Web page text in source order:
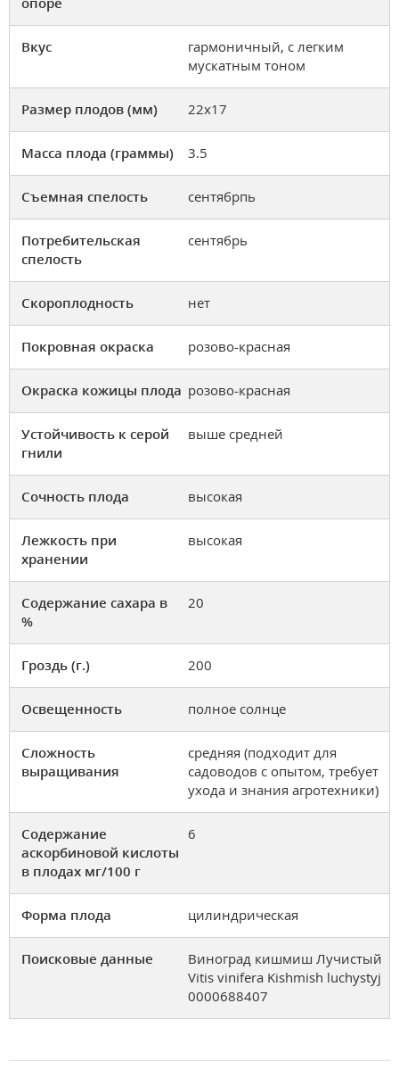
Вкус
гармоничный, с легким
мускатным тоном
Размер плодов (мм) 22х17
Масса плода (граммы) 3.5
Съемная спелость сентябрпь
Потребительская
спелость
сентябрь
Скороплодность нет
Покровная окраска розово-красная
Окраска кожицы плода розово-красная
Устойчивость к серой
гнили
выше средней
Сочность плода высокая
Лежкость при
хранении
высокая
Содержание сахара в
%
20
Гроздь (г.) 200
Освещенность полное солнце
Сложность
выращивания
средняя (подходит для
садоводов с опытом, требует
ухода и знания агротехники)
Содержание
аскорбиновой кислоты
в плодах мг/100 г
6
Форма плода цилиндрическая
Поисковые данные
Виноград кишмиш Лучистый
Vitis vinifera Kishmish luchystyj
0000688407